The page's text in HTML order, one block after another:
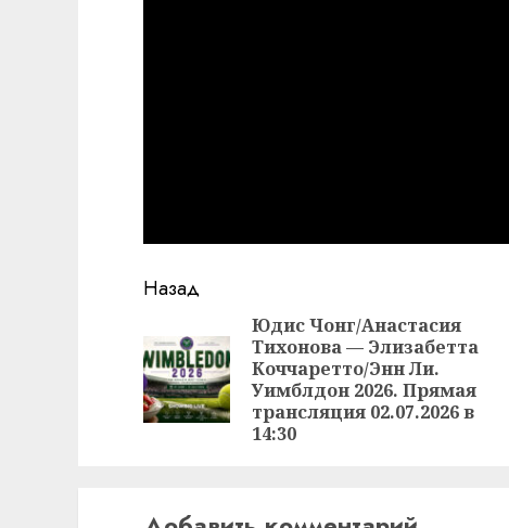
Продолжить
чтение
Назад
Юдис Чонг/Анастасия
Тихонова — Элизабетта
Коччаретто/Энн Ли.
Уимблдон 2026. Прямая
трансляция 02.07.2026 в
14:30